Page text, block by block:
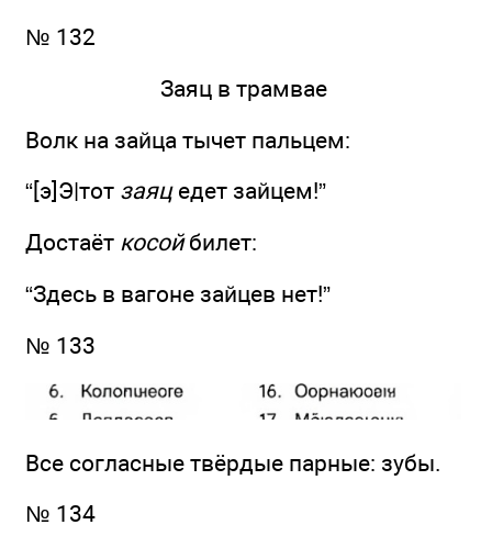
№ 132
Заяц в трамвае
Волк на зайца тычет пальцем:
“[э]Э|тот заяцедет зайцем!”
Достаёт косойбилет:
“Здесь в вагоне зайцев нет!”
№ 133
Все согласные твёрдые парные: зубы.
№ 134